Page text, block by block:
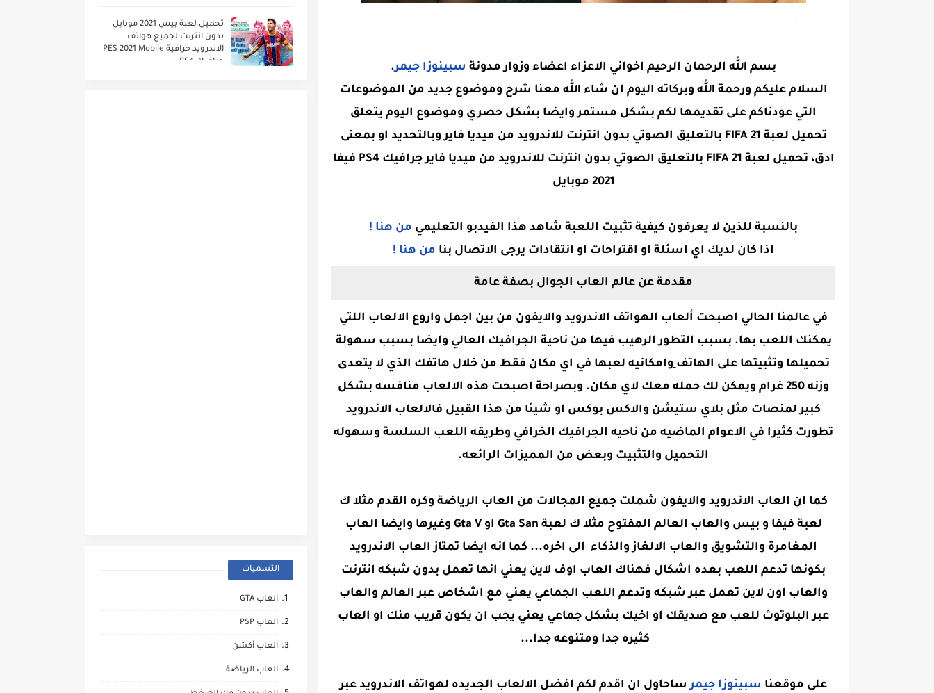
بسم الله الرحمان الرحيم اخواني الاعزاء اعضاء وزوار مدونة سبينوزا جيمر.
السلام عليكم ورحمة الله وبركاته اليوم ان شاء الله معنا شرح وموضوع جديد من الموضوعات
التي عودناكم على تقديمها لكم بشكل مستمر وايضا بشكل حصري وموضوع اليوم يتعلق
تحميل لعبة FIFA 21 بالتعليق الصوتي بدون انترنت للاندرويد من ميديا فاير وبالتحديد او بمعنى
ادق،
تحميل لعبة FIFA 21 بالتعليق الصوتي بدون انترنت للاندرويد من ميديا فاير جرافيك PS4 فيفا
2021 موبايل
بالنسبة للذين لا يعرفون كيفية تثبيت اللعبة شاهد هذا الفيدبو التعليمي من هنا !
اذا كان لديك اي اسئلة او اقتراحات او انتقادات يرجى الاتصال بنا من هنا !
مقدمة عن عالم العاب الجوال بصفة عامة
في عالمنا الحالي اصبحت ألعاب الهواتف الاندرويد والايفون من بين اجمل واروع الالعاب اللتي
يمكنك اللعب بها. بسبب التطور الرهيب فيها من ناحية الجرافيك العالي وايضا بسبب سهولة
تحميلها وتثبيتها على الهاتف وامكانيه لعبها في اي مكان فقط من خلال هاتفك الذي لا يتعدى
وزنه 250 غرام ويمكن لك حمله معك لاي مكان. وبصراحة اصبحت هذه الالعاب منافسه بشكل
كبير لمنصات مثل بلاي ستيشن والاكس بوكس او شيئا من هذا القبيل فالالعاب الاندرويد
تطورت كثيرا في الاعوام الماضيه من ناحيه الجرافيك الخرافي وطريقه اللعب السلسة وسهوله
التحميل والتثبيت وبعض من المميزات الرائعه.
كما ان العاب الاندرويد والايفون شملت جميع المجالات من العاب الرياضة وكره القدم مثلا ك
لعبة فيفا و بيس والعاب العالم المفتوح مثلا ك لعبة Gta San او Gta V وغيرها وايضا العاب
المغامرة والتشويق والعاب الالغاز والذكاء الى اخره... كما انه ايضا تمتاز العاب الاندرويد
بكونها تدعم اللعب بعده اشكال فهناك العاب اوف لاين يعني انها تعمل بدون شبكه انترنت
والعاب اون لاين تعمل عبر شبكه وتدعم اللعب الجماعي يعني مع اشخاص عبر العالم والعاب
عبر البلوتوث للعب مع صديقك او اخيك بشكل جماعي يعني يجب ان يكون قريب منك او العاب
كثيره جدا ومتنوعه جدا...
على موقعنا سبينوزا جيمرساحاول ان اقدم لكم افضل الالعاب الجديده لهواتف الاندرويد عبر
تحميل لعبة بيس 2021 موبايل
بدون انترنت لجميع هواتف
الاندرويد خرافية PES 2021 Mobile
جرافيك PS4
التسميات
العاب GTA
العاب PSP
العاب أكشن
العاب الرياضة